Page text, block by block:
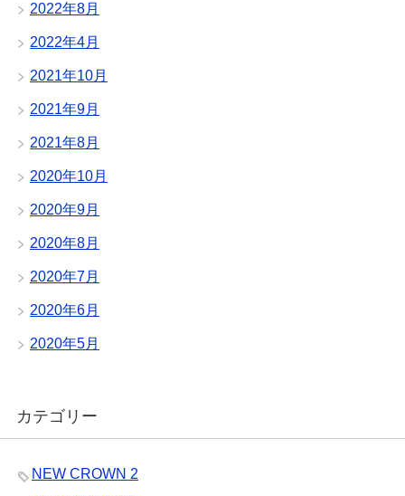
2022年8月
2022年4月
2021年10月
2021年9月
2021年8月
2020年10月
2020年9月
2020年8月
2020年7月
2020年6月
2020年5月
カテゴリー
NEW CROWN 2